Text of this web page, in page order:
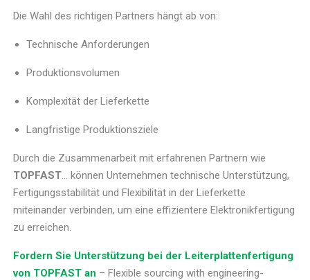
Die Wahl des richtigen Partners hängt ab von:
Technische Anforderungen
Produktionsvolumen
Komplexität der Lieferkette
Langfristige Produktionsziele
Durch die Zusammenarbeit mit erfahrenen Partnern wie
TOPFAST … können Unternehmen technische Unterstützung,
Fertigungsstabilität und Flexibilität in der Lieferkette
miteinander verbinden, um eine effizientere Elektronikfertigung
zu erreichen.
Fordern Sie Unterstützung bei der Leiterplattenfertigung
von TOPFAST an – Flexible sourcing with engineering-